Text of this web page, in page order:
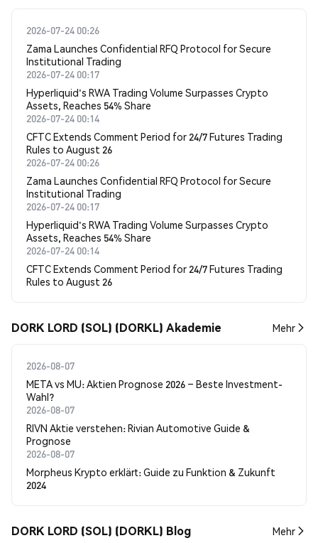
2026-07-24 00:26
Zama Launches Confidential RFQ Protocol for Secure
Institutional Trading
2026-07-24 00:17
Hyperliquid's RWA Trading Volume Surpasses Crypto
Assets, Reaches 54% Share
2026-07-24 00:14
CFTC Extends Comment Period for 24/7 Futures Trading
Rules to August 26
2026-07-24 00:26
Zama Launches Confidential RFQ Protocol for Secure
Institutional Trading
2026-07-24 00:17
Hyperliquid's RWA Trading Volume Surpasses Crypto
Assets, Reaches 54% Share
2026-07-24 00:14
CFTC Extends Comment Period for 24/7 Futures Trading
Rules to August 26
DORK LORD (SOL) (DORKL) Akademie Mehr
2026-08-07
META vs MU: Aktien Prognose 2026 – Beste Investment-
Wahl?
2026-08-07
RIVN Aktie verstehen: Rivian Automotive Guide &
Prognose
2026-08-07
Morpheus Krypto erklärt: Guide zu Funktion & Zukunft
2024
DORK LORD (SOL) (DORKL) Blog Mehr